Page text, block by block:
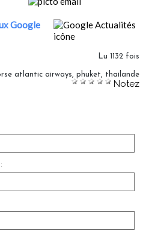
Google
Lu 1132 fois
atlantic airways phuket thailande
Notez